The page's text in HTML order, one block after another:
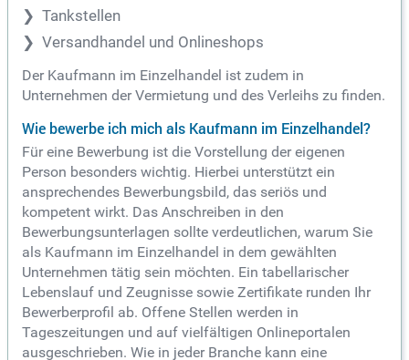
Tankstellen
Versandhandel und Onlineshops
Der Kaufmann im Einzelhandel ist zudem in
Unternehmen der Vermietung und des Verleihs zu finden.
Wie bewerbe ich mich als Kaufmann im Einzelhandel?
Für eine Bewerbung ist die Vorstellung der eigenen
Person besonders wichtig. Hierbei unterstützt ein
ansprechendes Bewerbungsbild, das seriös und
kompetent wirkt. Das Anschreiben in den
Bewerbungsunterlagen sollte verdeutlichen, warum Sie
als Kaufmann im Einzelhandel in dem gewählten
Unternehmen tätig sein möchten. Ein tabellarischer
Lebenslauf und Zeugnisse sowie Zertifikate runden Ihr
Bewerberprofil ab. Offene Stellen werden in
Tageszeitungen und auf vielfältigen Onlineportalen
ausgeschrieben. Wie in jeder Branche kann eine